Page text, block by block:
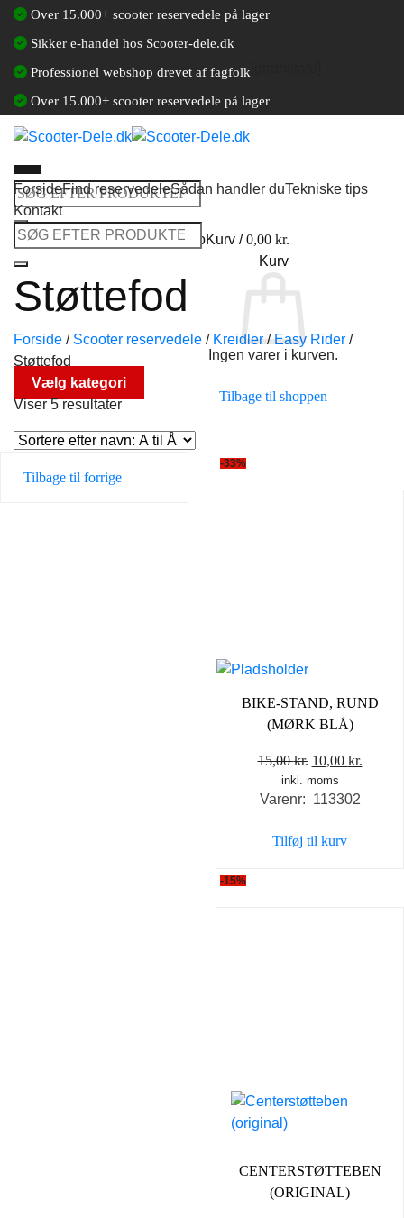
Fortsæt
indhold
Over 15.000+ scooter reservedele på lager
Sikker e-handel hos Scooter-dele.dk
Professionel webshop drevet af fagfolk
Over 15.000+ scooter reservedele på lager
Søg
efter:
Log ind / Opret en kundekontoKurv /0,00 kr.
Kurv
Ingen varer i kurven.
Tilbage til shoppen
ForsideFind reservedeleSådan handler duTekniske tips
Kontakt
Søg
efter:
Støttefod
Forside / Scooter reservedele / Kreidler / Easy Rider /
Støttefod
Vælg kategori
Viser 5 resultater
Tilbage til forrige
-33%
BIKE-STAND, RUND
(MØRK BLÅ)
15,00kr. Den
oprindelige
pris
15,00 kr..
10,00 kr.
inkl. moms
Varenr: 113302
Tilføj til kurv
-15%
CENTERSTØTTEBEN
(ORIGINAL)